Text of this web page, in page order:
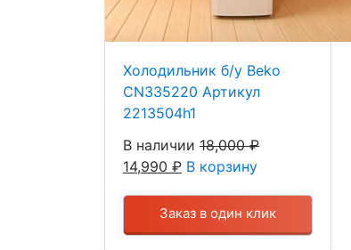
Холодильник б/у Beko
CN335220 Артикул
2213504h1
В наличии 18,000₽
14,990 ₽ В корзину
Заказ в один клик